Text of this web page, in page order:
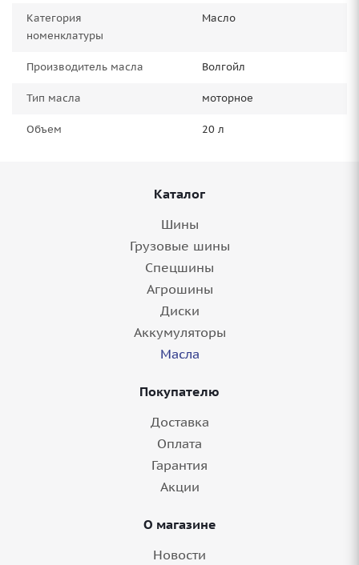
Категория
номенклатуры
Масло
Производитель масла Волгойл
Тип масла моторное
Объем 20 л
Каталог
Шины
Грузовые шины
Спецшины
Агрошины
Диски
Аккумуляторы
Масла
Покупателю
Доставка
Оплата
Гарантия
Акции
О магазине
Новости